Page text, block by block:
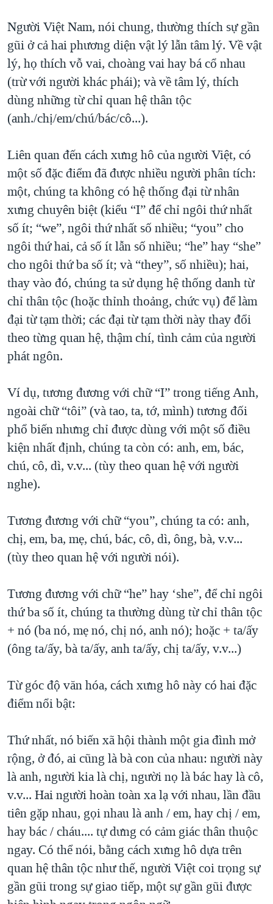
Người Việt Nam, nói chung, thường thích sự gần
gũi ở cả hai phương diện vật lý lẫn tâm lý. Về vật
lý, họ thích vỗ vai, choàng vai hay bá cổ nhau
(trừ với người khác phái); và về tâm lý, thích
dùng những từ chỉ quan hệ thân tộc
(anh./chị/em/chú/bác/cô...).
Liên quan đến cách xưng hô của người Việt, có
một số đặc điểm đã được nhiều người phân tích:
một, chúng ta không có hệ thống đại từ nhân
xưng chuyên biệt (kiểu “I” để chỉ ngôi thứ nhất
số ít; “we”, ngôi thứ nhất số nhiều; “you” cho
ngôi thứ hai, cả số ít lẫn số nhiều; “he” hay “she”
cho ngôi thứ ba số ít; và “they”, số nhiều); hai,
thay vào đó, chúng ta sử dụng hệ thống danh từ
chỉ thân tộc (hoặc thỉnh thoảng, chức vụ) để làm
đại từ tạm thời; các đại từ tạm thời này thay đổi
theo từng quan hệ, thậm chí, tình cảm của người
phát ngôn.
Ví dụ, tương đương với chữ “I” trong tiếng Anh,
ngoài chữ “tôi” (và tao, ta, tớ, mình) tương đối
phổ biến nhưng chỉ được dùng với một số điều
kiện nhất định, chúng ta còn có: anh, em, bác,
chú, cô, dì, v.v... (tùy theo quan hệ với người
nghe).
Tương đương với chữ “you”, chúng ta có: anh,
chị, em, ba, mẹ, chú, bác, cô, dì, ông, bà, v.v...
(tùy theo quan hệ với người nói).
Tương đương với chữ “he” hay ‘she”, để chỉ ngôi
thứ ba số ít, chúng ta thường dùng từ chỉ thân tộc
+ nó (ba nó, mẹ nó, chị nó, anh nó); hoặc + ta/ấy
(ông ta/ấy, bà ta/ấy, anh ta/ấy, chị ta/ấy, v.v...)
Từ góc độ văn hóa, cách xưng hô này có hai đặc
điểm nổi bật:
Thứ nhất, nó biến xã hội thành một gia đình mở
rộng, ở đó, ai cũng là bà con của nhau: người này
là anh, người kia là chị, người nọ là bác hay là cô,
v.v... Hai người hoàn toàn xa lạ với nhau, lần đầu
tiên gặp nhau, gọi nhau là anh / em, hay chị / em,
hay bác / cháu.... tự dưng có cảm giác thân thuộc
ngay. Có thể nói, bằng cách xưng hô dựa trên
quan hệ thân tộc như thế, người Việt coi trọng sự
gần gũi trong sự giao tiếp, một sự gần gũi được